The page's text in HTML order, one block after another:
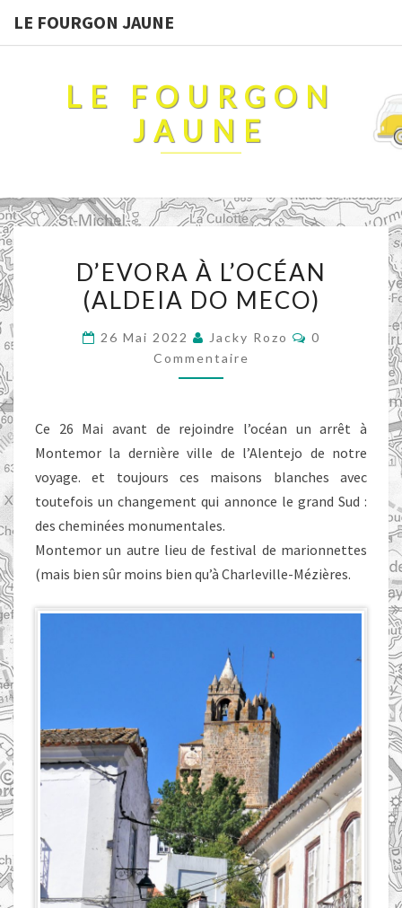
LE FOURGON JAUNE
LE FOURGON
JAUNE
À
L’OCÉAN
DO
MECO)
D’EVORA À L’OCÉAN
(ALDEIA DO MECO)
26 Mai 2022 Jacky Rozo
0
Commentaire
Ce 26 Mai avant de rejoindre l’océan un arrêt à
Montemor la dernière ville de l’Alentejo de notre
voyage. et toujours ces maisons blanches avec
toutefois un changement qui annonce le grand Sud :
des cheminées monumentales.
Montemor un autre lieu de festival de marionnettes
(mais bien sûr moins bien qu’à Charleville-Mézières.